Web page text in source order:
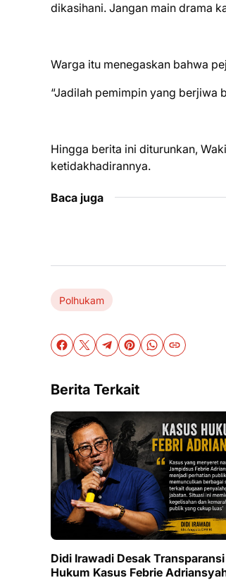
dikasihani. Jangan main drama
Warga itu menegaskan bahwa
“Jadilah pemimpin yang berjiwa
Hingga berita ini diturunkan,
ketidakhadirannya.
Baca juga
Polhukam
Berita Terkait
Didi Irawadi Desak Transparansi
Hukum Kasus Febrie